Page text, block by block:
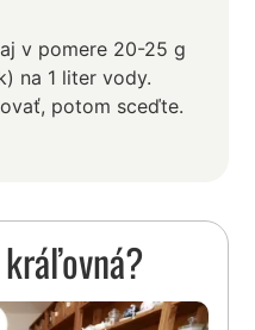
v pomere 20-25 g
na 1 liter vody.
potom sceďte.